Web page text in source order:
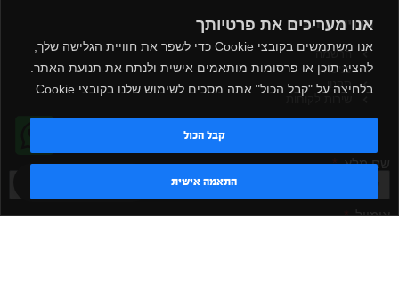
אנו מעריכים את פרטיותך
אנו משתמשים בקובצי Cookie כדי לשפר את חוויית הגלישה שלך,
להציג תוכן או פרסומות מותאמים אישית ולנתח את תנועת האתר.
בלחיצה על "קבל הכול" אתה מסכים לשימוש שלנו בקובצי Cookie.
התאמה אישית
קבל הכול
תכנית שותפים
הרשמה
כניסה
תקנון
שירות לקוחות
שם מלא
אימייל